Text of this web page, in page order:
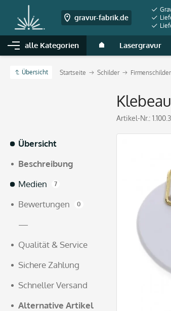
gravur-fabrik.de
alle Kategorien Lasergravur
Übersicht Startseite Schilder Firmenschilder
Artikel-Nr.:
Übersicht
Beschreibung
Medien
7
Bewertungen 0
—
Qualität & Service
Sichere Zahlung
Schneller Versand
Alternative Artikel